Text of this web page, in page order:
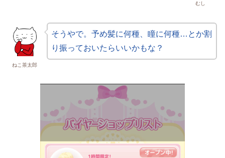
むし
ねこ茶太郎
そうやで。予め髪に何種、瞳に何種…とか割
り振っておいたらいいかもな？